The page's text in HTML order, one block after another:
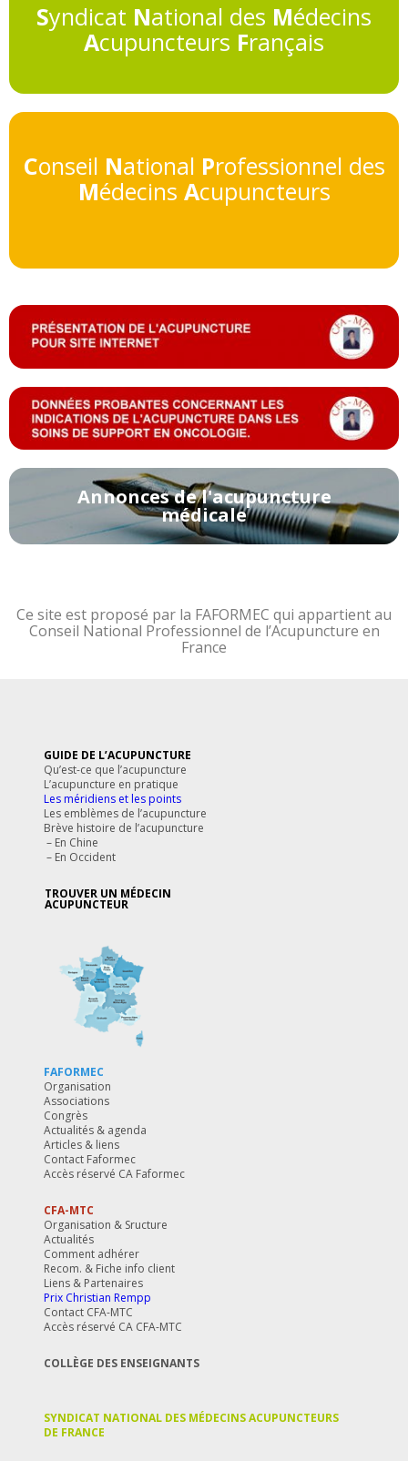
Syndicat National des Médecins
Acupuncteurs Français
Conseil National Professionnel des
Médecins Acupuncteurs
Annonces de l'acupuncture
médicale
Ce site est proposé par la FAFORMEC qui appartient au
Conseil National Professionnel de l’Acupuncture en
France
GUIDE DE L’ACUPUNCTURE
Qu’est-ce que l’acupuncture
L’acupuncture en pratique
Les méridiens et les points
Les emblèmes de l’acupuncture
Brève histoire de l’acupuncture
– En Chine
– En Occident
TROUVER UN MÉDECIN
ACUPUNCTEUR
FAFORMEC
Organisation
Associations
Congrès
Actualités & agenda
Articles & liens
Contact Faformec
Accès réservé CA Faformec
CFA-MTC
Organisation & Sructure
Actualités
Comment adhérer
Recom. & Fiche info client
Liens & Partenaires
Prix Christian Rempp
Contact CFA-MTC
Accès réservé CA CFA-MTC
COLLÈGE DES ENSEIGNANTS
SYNDICAT NATIONAL DES MÉDECINS ACUPUNCTEURS
DE FRANCE